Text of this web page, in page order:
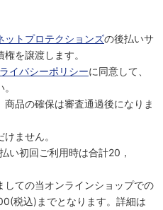
ットプロテクションズの後払いサ
を譲渡します。
イバシーポリシーに同意して、
品の確保は審査通過後になりま
ません。
い初回ご利用時は合計20，
ての当オンラインショップでの
税込)までとなります。詳細は